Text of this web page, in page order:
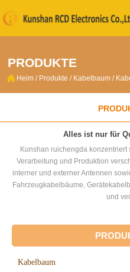
PRODUKTE
 Heim / Produkte / Kabelbaum /
Alles ist nur für
Kunshan ruichengda
Verarbeitung und Produktion
interner und externer Antennen
Fahrzeugkabelbäume,
und
Kabelbaum